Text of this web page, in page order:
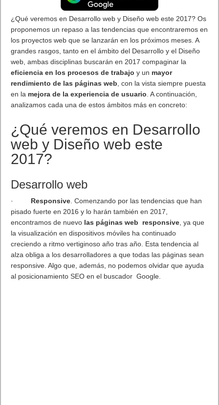
Algunas novedades. WhatsApp añade búsqueda de GIF a
través Giphy y aumenta a 30 fotos el límite por envío.
Facebook dueña de whatsapp sigue mejorado la aplicación
lider de mensajería.